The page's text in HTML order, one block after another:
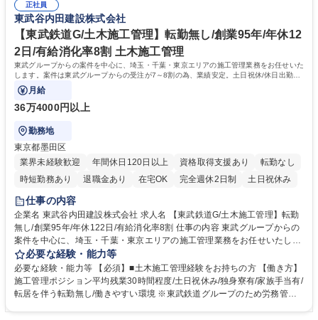
京スカイツリー駅付近仮線軌道切替工事 等【事例】https://tobu-yachida.c
o.jp/works/construction/ 募集職種 東武鉄道G【電気工事施工管理】創業95
年の安定企業/年休122日/有給消化率8割
に就業可能な環境です。【当社の魅力】■東武(鉄道)グループの一員であ
り、会社基盤として非常に安定 ■鉄道沿線での業務のため基本的に転勤、
出張無 ■創業95年の安定基盤/平均勤続年数16.9年で長期的就業可 ■業者と
のフランクな関係性◎(長い付き合いの業者が多いです) 学歴・資格 学歴：
大学院 大学 高専 短大 専修学校 高校 語学力： 資格：2級電気工事施工管
理技士 1級電気工事施工管理技士
正社員
東武谷内田建設株式会社
【東武鉄道G/土木施工管理】転勤無し/創業95年/年休12
2日/有給消化率8割 土木施工管理
東武グループからの案件を中心に、埼玉・千葉・東京エリアの施工管理業務をお任せいた
します。案件は東武グループからの受注が7～8割の為、業績安定。土日祝休/休日出勤の
場合も代休有りで働き方◎
月給
36万4000円以上
勤務地
東京都墨田区
業界未経験歓迎
年間休日120日以上 資格取得支援あり
転勤なし
時短勤務あり
退職金あり 在宅OK 完全週休2日制 土日祝休み
仕事の内容
企業名 東武谷内田建設株式会社 求人名 【東武鉄道G/土木施工管理】転勤
無し/創業95年/年休122日/有給消化率8割 仕事の内容 東武グループからの
案件を中心に、埼玉・千葉・東京エリアの施工管理業務をお任せいたしま
す。案件は東武グループからの受注が7～8割の為、業績安定。土日祝休/
休日出勤の場合も代休有りで働き方◎ 【詳細】ご経験や志向に合わせて、
当社の「建築事業(鉄道関連施設等)」「土木事業(鉄道関連や周辺の土木施
工)」「線路事業(東武鉄道の路線を中心とした工事)」のいずれかの配属に
必要な経験・能力等
必要な経験・能力等 【必須】■土木施工管理経験をお持ちの方 【働き方】
施工管理ポジション平均残業30時間程度/土日祝休み/独身寮有/家族手当有/
転居を伴う転勤無し/働きやすい環境 ※東武鉄道グループのため労務管